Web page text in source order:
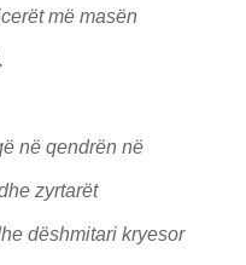
më masën
në qendrën në
zyrtarët
dëshmitari kryesor